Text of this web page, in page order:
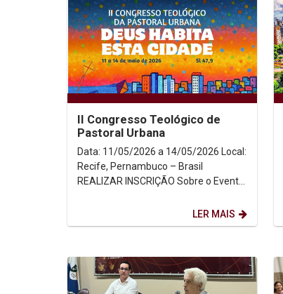
II Congresso Teológico de
Pastoral Urbana
Data: 11/05/2026 a 14/05/2026 Local:
Recife, Pernambuco – Brasil
REALIZAR INSCRIÇÃO Sobre o Evento
LER MAIS